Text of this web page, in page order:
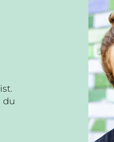
du